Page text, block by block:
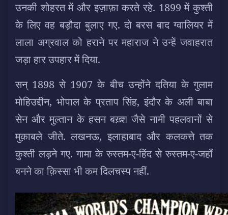
उनकी शोहरत में और इज़ाफ़ा करते रहे. 1899 में कुश्ती
के लिए वह बड़ौदा बुलाए गए. दो बरस बाद ग्वालियर में
लाला अग्रवाल को हराने पर महाराज ने उन्हें जवाहरात
जड़ा हार उपहार में दिया.
सन् 1898 से 1907 के बीच उन्होंने दतिया के गुलाम
मोहिउद्दीन, भोपाल के प्रताप सिंह, इंदौर के अली बाबा
सेन और मुल्तान के हसन बख़्श जैसे नामी पहलवानों से
मुक़ाबले जीते. लखनऊ, इलाहाबाद और कलकत्ते तक
कुश्ती लड़ने गए. गामा के रुस्तम-ए-हिंद से रुस्तम-ए-जहाँ
बनने का क़िस्सा भी कम दिलचस्प नहीं.